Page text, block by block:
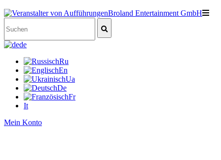
de
Ru
En
Ua
De
Fr
It
Mein Konto